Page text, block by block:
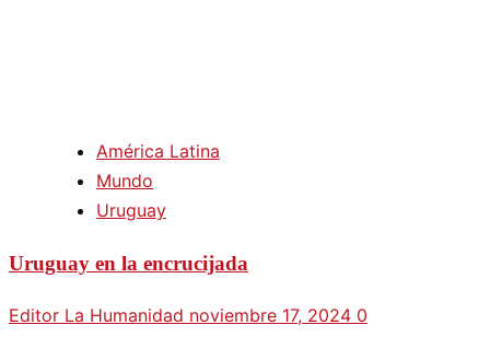
América Latina
Mundo
Uruguay
Uruguay en la encrucijada
Editor La Humanidad noviembre 17, 2024 0